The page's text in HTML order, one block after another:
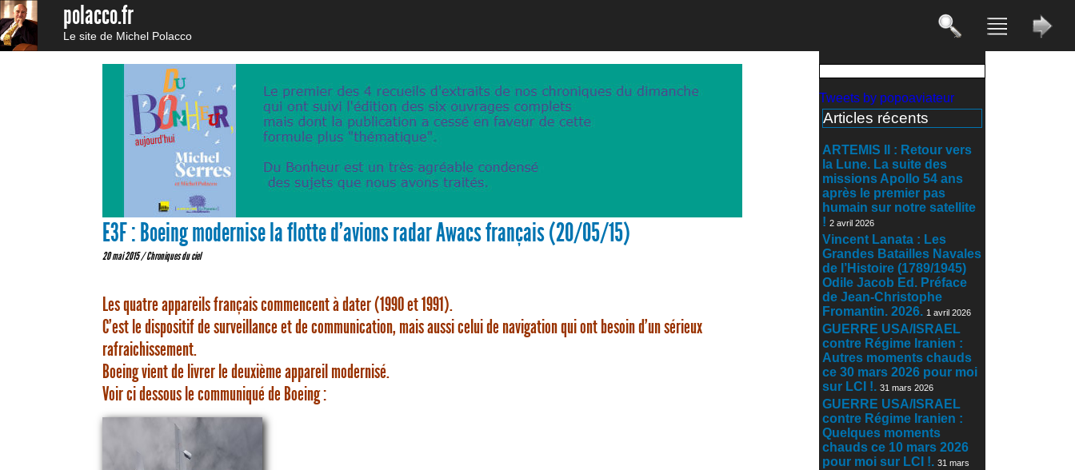
polacco.fr
Le site de Michel Polacco
Tweets by popoaviateur
Articles récents
ARTEMIS II : Retour vers
la Lune. La suite des
missions Apollo 54 ans
après le premier pas
humain sur notre satellite
! 2 avril 2026
Vincent Lanata : Les
Grandes Batailles Navales
de l’Histoire (1789/1945)
Odile Jacob Ed. Préface
de Jean-Christophe
Fromantin. 2026. 1 avril 2026
GUERRE USA/ISRAEL
contre Régime Iranien :
Autres moments chauds
ce 30 mars 2026 pour moi
sur LCI !. 31 mars 2026
GUERRE USA/ISRAEL
contre Régime Iranien :
Quelques moments
chauds ce 10 mars 2026
pour moi sur LCI !. 31 mars
E3F : Boeing modernise la flotte d’avions radar Awacs français (20/05/15)
20 mai 2015 /Chroniques du ciel
Les quatre appareils français commencent à dater (1990 et 1991).
C’est le dispositif de surveillance et de communication, mais aussi celui de navigation qui ont besoin d’un sérieux
rafraichissement.
Boeing vient de livrer le deuxième appareil modernisé.
Voir ci dessous le communiqué de Boeing :